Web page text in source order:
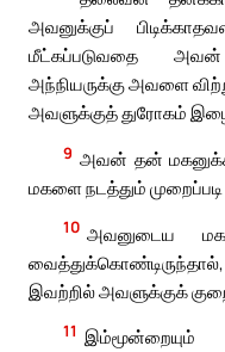
அவனுக்குப்
மீட்கப்படுவதை
அந்நியருக்கு அவளை
அவளுக்குத் துரோகம்
9 அவன் தன்
மகளை நடத்தும்
10 அவனுடைய
இவற்றில் அவளுக்குக்
11